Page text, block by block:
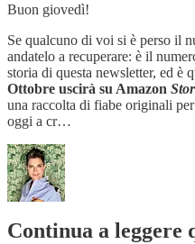
Buon giovedì!
Se qualcuno di voi si è perso il
andatelo a recuperare: è il
storia di questa newsletter, ed è
Ottobre uscirà su Amazon
una raccolta di fiabe originali
oggi a cr…
Continua a leggere